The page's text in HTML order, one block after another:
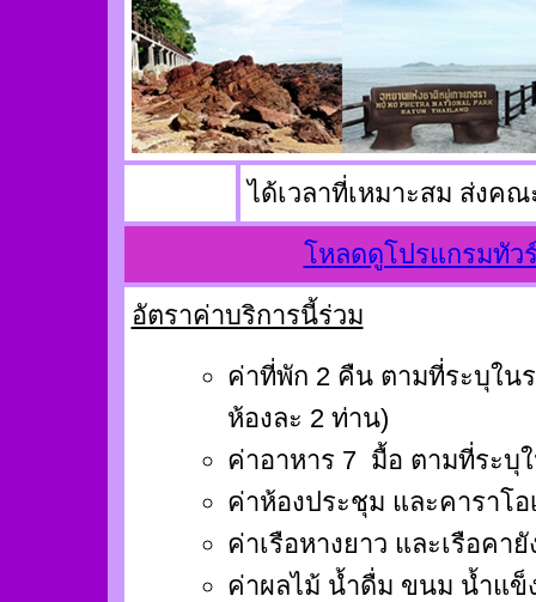
ได้เวลาที่เหมาะสม ส่งค
โหลดดูโปรแกรมทัว
อัตราค่าบริการนี้ร่วม
ค่าที่พัก 2 คืน ตามที่ระบุใน
ห้องละ 2 ท่าน)
ค่าอาหาร 7 มื้อ ตามที่ระบุ
ค่าห้องประชุม และคาราโ
ค่าเรือหางยาว และเรือคา
ค่าผลไม้ น้ำดื่ม ขนม น้ำแข็